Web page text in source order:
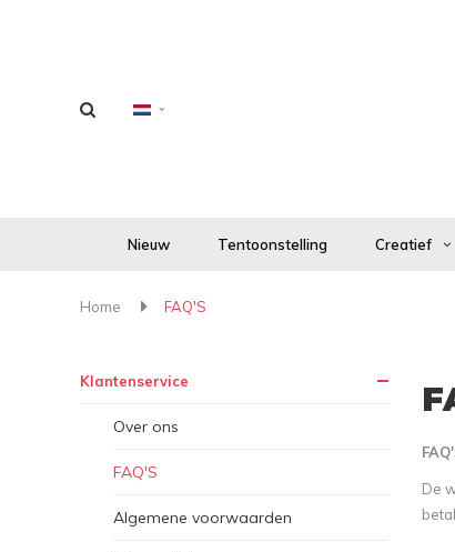
Nieuw Tentoonstelling Creatief
Home FAQ'S
Klantenservice
Over ons
FAQ'S
Algemene voorwaarden
De